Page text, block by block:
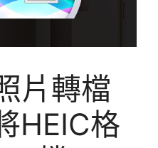
片轉檔
HEIC格